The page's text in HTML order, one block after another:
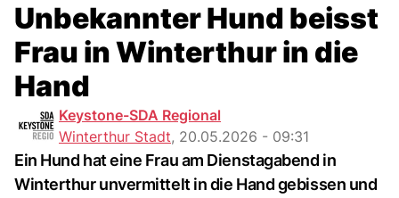
Unbekannter Hund beisst
Frau in Winterthur in die
Hand
Keystone-SDA Regional
Winterthur Stadt, 20.05.2026 - 09:31
Ein Hund hat eine Frau am Dienstagabend in
Winterthur unvermittelt in die Hand gebissen und